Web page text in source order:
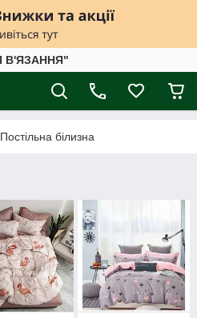
В'ЯЗАННЯ"
Постільна білизна